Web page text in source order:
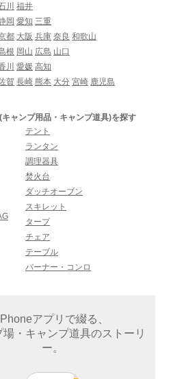
川 福井
岡 愛知 三重
都 大阪 兵庫 奈良 和歌山
根 岡山 広島 山口
川 愛媛 高知
賀 長崎 熊本 大分 宮崎 鹿児島
キャンプ用品・キャンプ道具)を探す
テント
ランタン
調理器具
焚火台
ダッチオーブン
スキレット
タープ
チェア
テーブル
バーナー・コンロ
アプリで綴る、
場・キャンプ道具のストーリ
ー。